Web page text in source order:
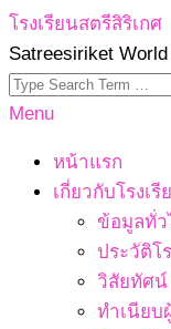
Skip
to
content
โรงเรียนสตรีสิริเกศ
Satreesiriket
Search
Primary
Menu
Menu
หน้าแรก
เกี่ยวกับโรงเรี
ข้อมูลทั่ว
ประวัติโ
วิสัยทัศ
ทำเนียบ